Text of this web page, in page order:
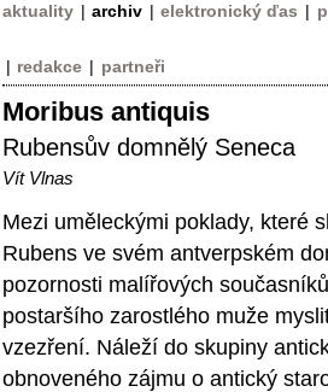
aktuality | archiv | elektronický ďas |
| redakce | partneři
Moribus antiquis
Rubensův domnělý Seneca
Vít Vlnas
Mezi uměleckými poklady, které
Rubens ve svém antverpském
pozornosti malířových
postaršího zarostlého muže
vzezření. Náleží do skupiny
obnoveného zájmu o antický